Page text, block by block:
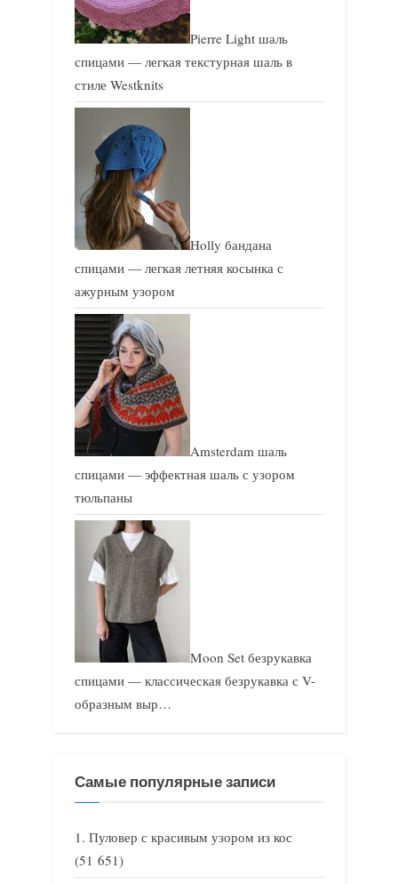
Pierre Light шаль
спицами — легкая текстурная шаль в
стиле Westknits
Holly бандана
спицами — легкая летняя косынка с
ажурным узором
Amsterdam шаль
спицами — эффектная шаль с узором
тюльпаны
Moon Set безрукавка
спицами — классическая безрукавка с V-
образным выр…
Самые популярные записи
Пуловер с красивым узором из кос
(51 651)